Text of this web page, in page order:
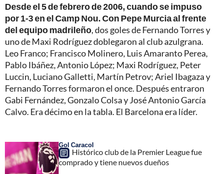
Desde el 5 de febrero de 2006, cuando se impuso
por 1-3 en el Camp Nou. Con Pepe Murcia al frente
del equipo madrileño, dos goles de Fernando Torres y
uno de Maxi Rodríguez doblegaron al club azulgrana.
Leo Franco; Francisco Molinero, Luis Amaranto Perea,
Pablo Ibáñez, Antonio López; Maxi Rodríguez, Peter
Luccin, Luciano Galletti, Martín Petrov; Ariel Ibagaza y
Fernando Torres formaron el once. Después entraron
Gabi Fernández, Gonzalo Colsa y José Antonio García
Calvo. Era décimo en la tabla. El Barcelona era líder.
Gol Caracol
Histórico club de la Premier League fue
comprado y tiene nuevos dueños